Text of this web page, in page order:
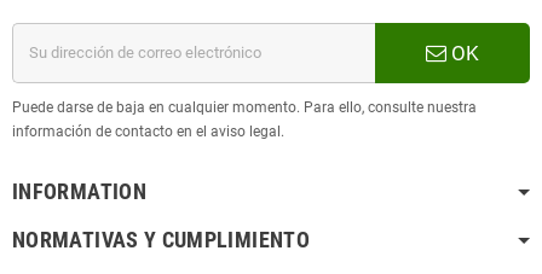
OK
Puede darse de baja en cualquier momento. Para ello, consulte nuestra
información de contacto en el aviso legal.
INFORMATION
NORMATIVAS Y CUMPLIMIENTO